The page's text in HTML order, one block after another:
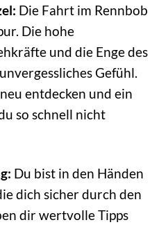
Die Fahrt im Rennbob
Die hohe
und die Enge des
Gefühl.
entdecken und ein
so schnell nicht
Du bist in den Händen
dich sicher durch den
dir wertvolle Tipps